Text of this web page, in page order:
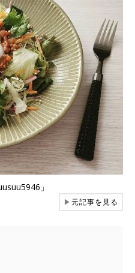
」
▶元記事を見る